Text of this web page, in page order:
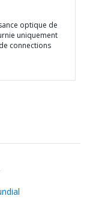
optique de
uniquement
connections